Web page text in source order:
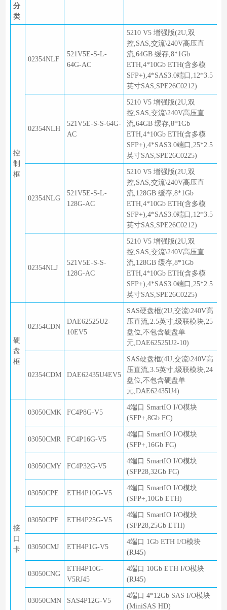
分
类
控
制
框
02354NLF
521V5E-S-L-
64G-AC
5210 V5 增强版(2U,双
控,SAS,交流\240V高压直
流,64GB 缓存,8*1Gb
ETH,4*10Gb ETH(含多模
SFP+),4*SAS3.0端口,12*3.5
英寸SAS,SPE26C0212)
02354NLH
521V5E-S-S-64G-
AC
5210 V5 增强版(2U,双
控,SAS,交流\240V高压直
流,64GB 缓存,8*1Gb
ETH,4*10Gb ETH(含多模
SFP+),4*SAS3.0端口,25*2.5
英寸SAS,SPE26C0225)
02354NLG
521V5E-S-L-
128G-AC
5210 V5 增强版(2U,双
控,SAS,交流\240V高压直
流,128GB 缓存,8*1Gb
ETH,4*10Gb ETH(含多模
SFP+),4*SAS3.0端口,12*3.5
英寸SAS,SPE26C0212)
02354NLJ
521V5E-S-S-
128G-AC
5210 V5 增强版(2U,双
控,SAS,交流\240V高压直
流,128GB 缓存,8*1Gb
ETH,4*10Gb ETH(含多模
SFP+),4*SAS3.0端口,25*2.5
英寸SAS,SPE26C0225)
硬
盘
框
02354CDN
DAE62525U2-
10EV5
SAS硬盘框(2U,交流\240V高
压直流,2.5英寸,级联模块,25
盘位,不包含硬盘单
元,DAE62525U2-10)
02354CDM DAE62435U4EV5
SAS硬盘框(4U,交流\240V高
压直流,3.5英寸,级联模块,24
盘位,不包含硬盘单
元,DAE62435U4)
接
口
卡
03050CMK FC4P8G-V5
4端口 SmartIO I/O模块
(SFP+,8Gb FC)
03050CMR FC4P16G-V5
4端口 SmartIO I/O模块
(SFP+,16Gb FC)
03050CMY FC4P32G-V5
4端口 SmartIO I/O模块
(SFP28,32Gb FC)
03050CPE ETH4P10G-V5
4端口 SmartIO I/O模块
(SFP+,10Gb ETH)
03050CPF ETH4P25G-V5
4端口 SmartIO I/O模块
(SFP28,25Gb ETH)
03050CMJ ETH4P1G-V5
4端口 1Gb ETH I/O模块
(RJ45)
03050CNG
ETH4P10G-
V5RJ45
4端口 10Gb ETH I/O模块
(RJ45)
03050CMN SAS4P12G-V5
4端口 4*12Gb SAS I/O模块
(MiniSAS HD)